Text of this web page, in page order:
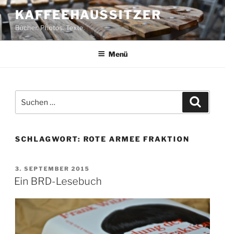
Zum
Inhalt
springen
KAFFEEHAUSSITZER
Bücher. Photos. Texte.
Menü
nach:
SCHLAGWORT: ROTE ARMEE FRAKTION
VERÖFFENTLICHT
AM
3. SEPTEMBER 2015
Ein BRD-Lesebuch